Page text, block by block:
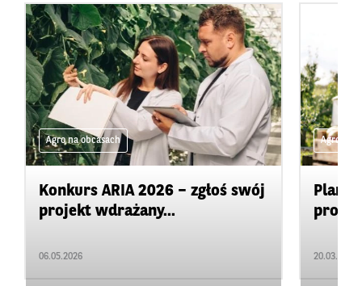
Agro na obcasach
Konkurs ARIA 2026 – zgłoś swój
projekt wdrażany...
06.05.2026
Agro na
Plan
20.03.2026